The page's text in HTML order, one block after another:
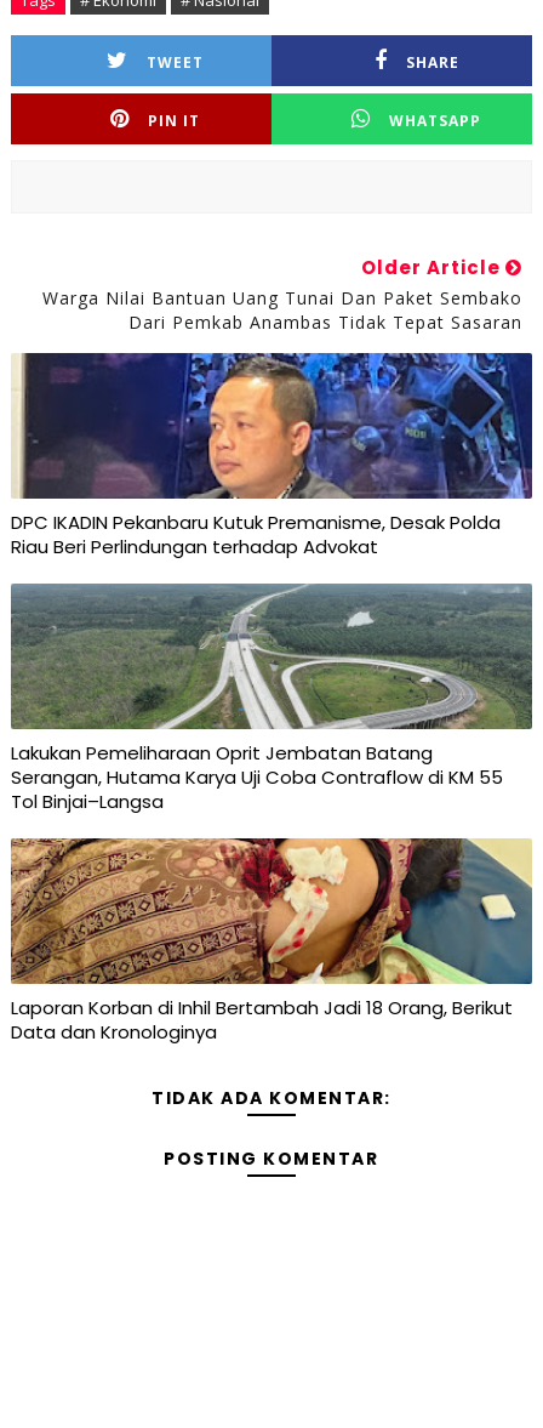
TWEET SHARE
PIN IT WHATSAPP
Older Article
Warga Nilai Bantuan Uang Tunai Dan Paket Sembako
Dari Pemkab Anambas Tidak Tepat Sasaran
DPC IKADIN Pekanbaru Kutuk Premanisme, Desak Polda
Riau Beri Perlindungan terhadap Advokat
Lakukan Pemeliharaan Oprit Jembatan Batang
Serangan, Hutama Karya Uji Coba Contraflow di KM 55
Tol Binjai–Langsa
Laporan Korban di Inhil Bertambah Jadi 18 Orang, Berikut
Data dan Kronologinya
TIDAK ADA KOMENTAR:
POSTING KOMENTAR